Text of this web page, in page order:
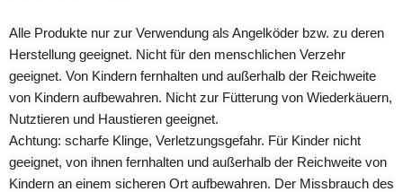
Alle Produkte nur zur Verwendung als Angelköder bzw. zu deren
Herstellung geeignet. Nicht für den menschlichen Verzehr
geeignet. Von Kindern fernhalten und außerhalb der Reichweite
von Kindern aufbewahren. Nicht zur Fütterung von Wiederkäuern,
Nutztieren und Haustieren geeignet.
Achtung: scharfe Klinge, Verletzungsgefahr. Für Kinder nicht
geeignet, von ihnen fernhalten und außerhalb der Reichweite von
Kindern an einem sicheren Ort aufbewahren. Der Missbrauch des